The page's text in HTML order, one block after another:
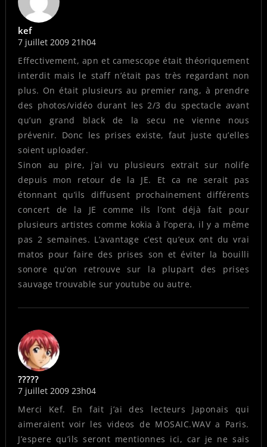
kef
7 juillet 2009 21h04
Effectivement, apn et camescope était théoriquement
interdit mais le staff n’était pas très regardant non
plus. On était plusieurs au premier rang, à prendre
des photos/vidéo durant les 2/3 du spectacle avant
qu’un grand black de la secu ne vienne nous
prévenir. Donc les prises existe, faut juste qu’elles
soient uploader.
Sinon au pire, j’ai vu plusieurs extrait sur nolife
depuis mon retour de la JE. Et ca ne serait pas
étonnant qu’ils diffusent prochainement différents
concert de la JE comme ils l’ont déjà fait pour
plusieurs artistes comme kokia à l’opera, il y a même
pas 2 semaines. L’avantage c’est qu’eux ont du vrai
matos pour faire des prises son et éviter la bouilli
sonore qu’on retrouve sur la plupart des prises
sauvage trouvable sur youtube ou autre.
?????
7 juillet 2009 23h04
Merci Kef. En fait j’ai des lecteurs Japonais qui
aimeraient voir les videos de MOSAIC.WAV a Paris.
J’espere qu’ils seront mentionnes ici, car je ne sais